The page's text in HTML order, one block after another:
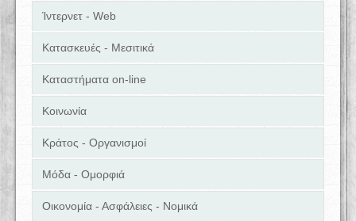
Ίντερνετ - Web
Κατασκευές - Μεσιτικά
Καταστήματα on-line
Κοινωνία
Κράτος - Οργανισμοί
Μόδα - Ομορφιά
Οικονομία - Ασφάλειες - Νομικά